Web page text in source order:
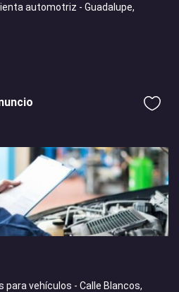
automotriz - Guadalupe,
para vehículos - Calle Blancos,